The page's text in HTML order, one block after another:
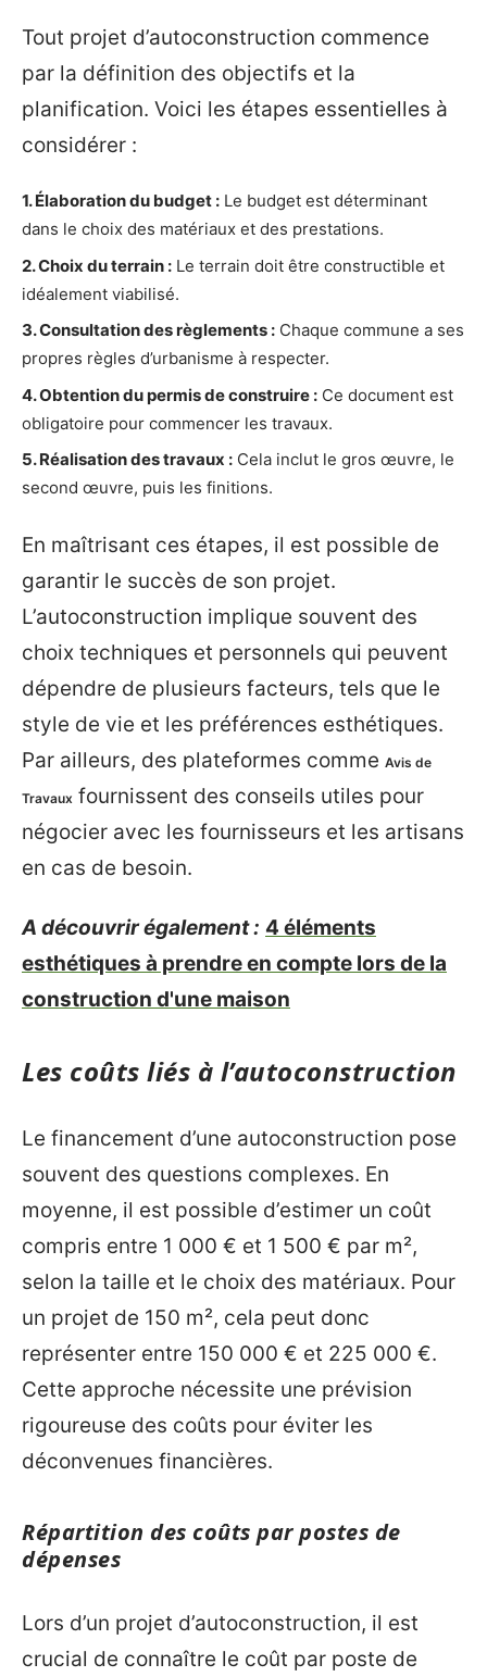
Tout projet d’autoconstruction commence
par la définition des objectifs et la
planification. Voici les étapes essentielles à
considérer :
1. Élaboration du budget : Le budget est déterminant
dans le choix des matériaux et des prestations.
2. Choix du terrain : Le terrain doit être constructible et
idéalement viabilisé.
3. Consultation des règlements : Chaque commune a ses
propres règles d’urbanisme à respecter.
4. Obtention du permis de construire : Ce document est
obligatoire pour commencer les travaux.
5. Réalisation des travaux : Cela inclut le gros œuvre, le
second œuvre, puis les finitions.
En maîtrisant ces étapes, il est possible de
garantir le succès de son projet.
L’autoconstruction implique souvent des
choix techniques et personnels qui peuvent
dépendre de plusieurs facteurs, tels que le
style de vie et les préférences esthétiques.
Par ailleurs, des plateformes comme Avis de
Travaux fournissent des conseils utiles pour
négocier avec les fournisseurs et les artisans
en cas de besoin.
A découvrir également : 4 éléments
esthétiques à prendre en compte lors de la
construction d'une maison
Les coûts liés à l’autoconstruction
Le financement d’une autoconstruction pose
souvent des questions complexes. En
moyenne, il est possible d’estimer un coût
compris entre 1 000 € et 1 500 € par m²,
selon la taille et le choix des matériaux. Pour
un projet de 150 m², cela peut donc
représenter entre 150 000 € et 225 000 €.
Cette approche nécessite une prévision
rigoureuse des coûts pour éviter les
déconvenues financières.
Répartition des coûts par postes de
dépenses
Lors d’un projet d’autoconstruction, il est
crucial de connaître le coût par poste de